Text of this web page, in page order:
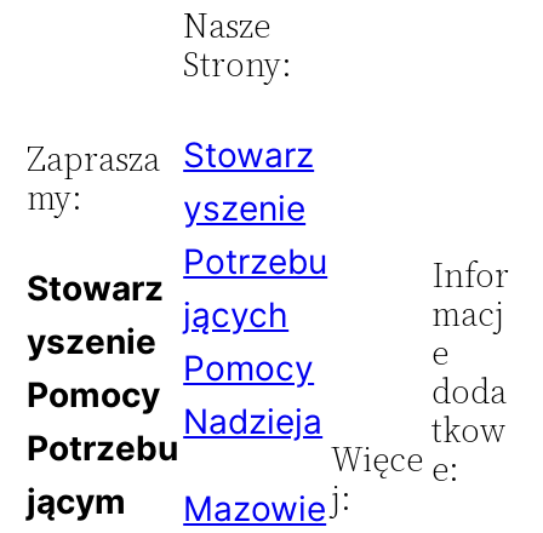
Zaprasza
my:
Stowarz
yszenie
Pomocy
Potrzebu
jącym
Nasze
Strony:
Stowarz
yszenie
Potrzebu
jących
Pomocy
Nadzieja
Mazowie
Więce
j:
Infor
macj
e
doda
tkow
e: